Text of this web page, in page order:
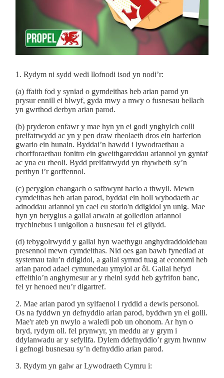
1. Rydym ni sydd wedi llofnodi isod yn nodi’r:
(a) ffaith fod y syniad o gymdeithas heb arian parod yn
prysur ennill ei blwyf, gyda mwy a mwy o fusnesau bellach
yn gwrthod derbyn arian parod.
(b) pryderon enfawr y mae hyn yn ei godi ynghylch colli
preifatrwydd ac yn y pen draw rheolaeth dros ein harferion
gwario ein hunain. Byddai’n hawdd i lywodraethau a
chorfforaethau fonitro ein gweithgareddau ariannol yn gyntaf
ac yna eu rheoli. Bydd preifatrwydd yn rhywbeth sy’n
perthyn i’r gorffennol.
(c) peryglon ehangach o safbwynt hacio a thwyll. Mewn
cymdeithas heb arian parod, byddai ein holl wybodaeth ac
adnoddau ariannol yn cael eu storio'n ddigidol yn unig. Mae
hyn yn beryglus a gallai arwain at golledion ariannol
trychinebus i unigolion a busnesau fel ei gilydd.
(d) tebygolrwydd y gallai hyn waethygu anghydraddoldebau
presennol mewn cymdeithas. Nid oes gan bawb fynediad at
systemau talu’n ddigidol, a gallai symud tuag at economi heb
arian parod adael cymunedau ymylol ar ôl. Gallai hefyd
effeithio’n anghymesur ar y rheini sydd heb gyfrifon banc,
fel yr henoed neu’r digartref.
2. Mae arian parod yn sylfaenol i ryddid a dewis personol.
Os na fyddwn yn defnyddio arian parod, byddwn yn ei golli.
Mae'r ateb yn nwylo a waledi pob un ohonom. Ar hyn o
bryd, rydym oll. fel prynwyr, yn meddu ar y grym i
ddylanwadu ar y sefyllfa. Dylem ddefnyddio’r grym hwnnw
i gefnogi busnesau sy’n defnyddio arian parod.
3. Rydym yn galw ar Lywodraeth Cymru i: